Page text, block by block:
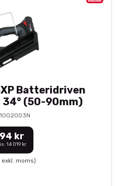
Batteridriven
(50-90mm)
kr
14 019 kr
moms)